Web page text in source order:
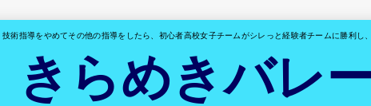
技術指導をやめてその他の指導をしたら、初心者高校女子チームがシレっと経験者チームに勝利し
きらめきバレ